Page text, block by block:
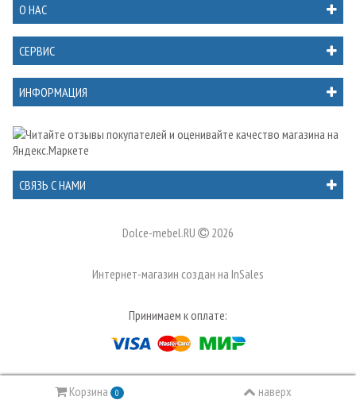
О НАС
СЕРВИС
ИНФОРМАЦИЯ
СВЯЗЬ С НАМИ
Dolce-mebel.RU 2026
Интернет-магазин создан на InSales
Принимаем к оплате:
Корзина 0 наверх